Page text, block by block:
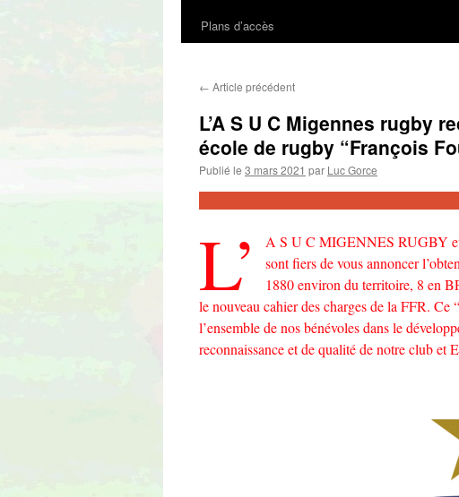
Plans d’accès
← Article précédent
L’A S U C Migennes rugby
école de rugby “François
Publié le 3 mars 2021 par Luc Gorce
L’
A S U C MIGENNES RUGBY
sont fiers de vous annoncer
1880 environ du territoire, 8 en
le nouveau cahier des charges de la FFR.
l’ensemble de nos bénévoles dans le
reconnaissance et de qualité de notre club et